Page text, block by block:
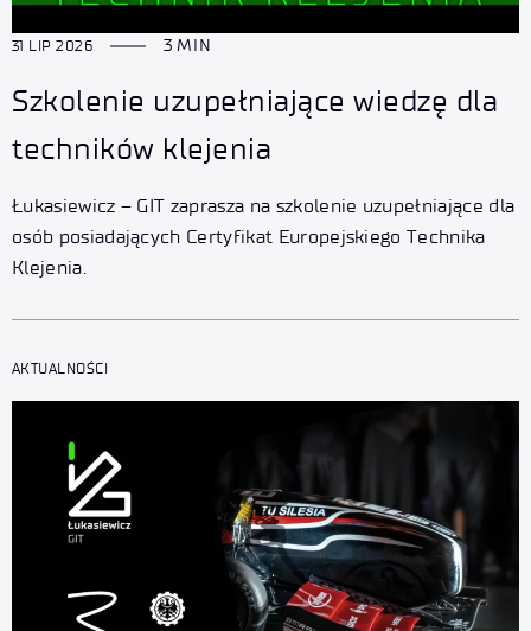
31 LIP 2026 3 MIN
Szkolenie uzupełniające wiedzę dla
techników klejenia
Łukasiewicz – GIT zaprasza na szkolenie uzupełniające dla
osób posiadających Certyfikat Europejskiego Technika
Klejenia.
AKTUALNOŚCI